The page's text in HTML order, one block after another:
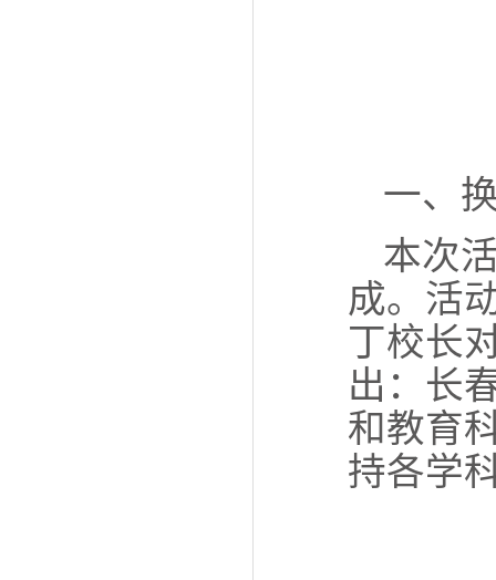
一、
本次
成。活
丁校长
出：长
和教育
持各学